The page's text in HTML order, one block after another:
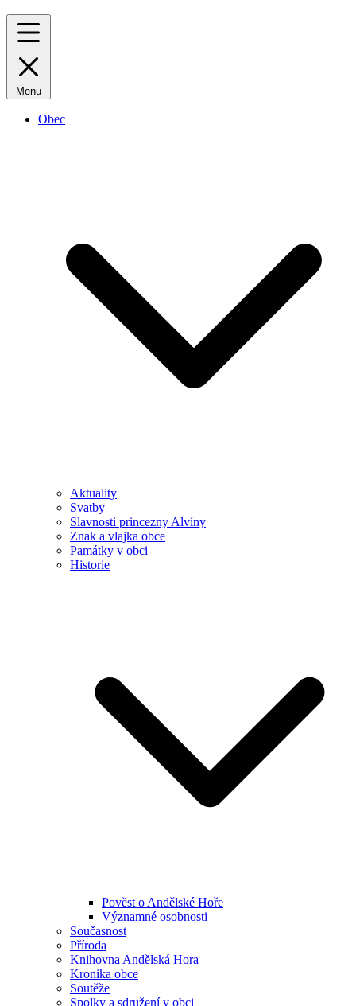
Menu
Obec
Aktuality
Svatby
Slavnosti princezny Alvíny
Znak a vlajka obce
Památky v obci
Historie
Pověst o Andělské Hoře
Významné osobnosti
Současnost
Příroda
Knihovna Andělská Hora
Kronika obce
Soutěže
Spolky a sdružení v obci